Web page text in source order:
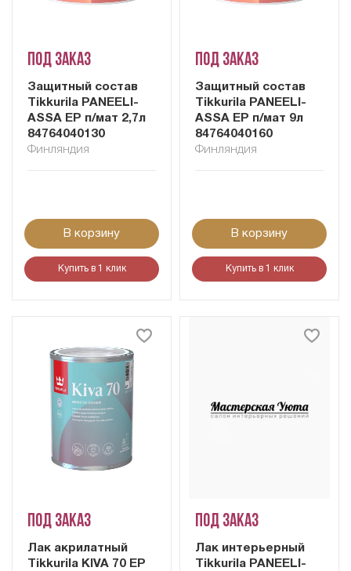
Под заказ
Защитный состав
Tikkurila PANEELI-
ASSA EP п/мат 2,7л
84764040130
Финляндия
В корзину
Купить в 1 клик
Под заказ
Защитный состав
Tikkurila PANEELI-
ASSA EP п/мат 9л
84764040160
Финляндия
В корзину
Купить в 1 клик
Под заказ
Лак акрилатный
Tikkurila KIVA 70 EP
Под заказ
Лак интерьерный
Tikkurila PANEELI-